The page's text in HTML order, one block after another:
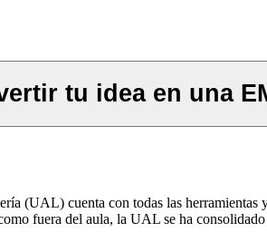
tu idea en una
(UAL) cuenta con todas las herramientas
fuera del aula, la UAL se ha